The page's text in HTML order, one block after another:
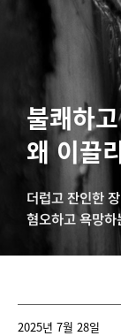
불쾌하
왜 이끌
더럽고 잔인한
혐오하고 욕망
2025년 7월 28일